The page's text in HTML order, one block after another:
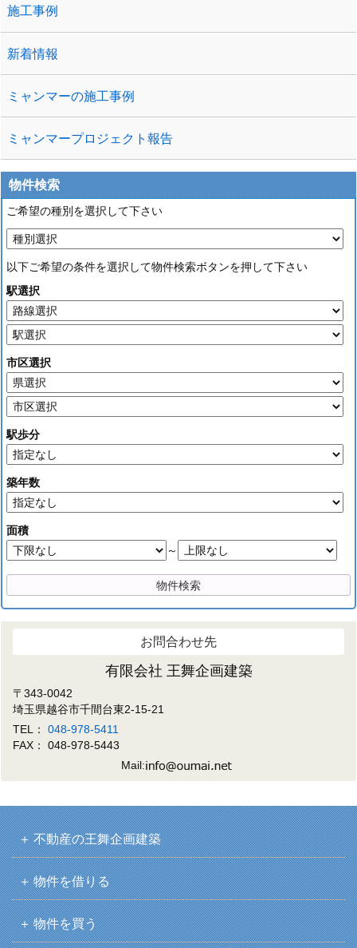
施工事例
新着情報
ミャンマーの施工事例
ミャンマープロジェクト報告
物件検索
ご希望の種別を選択して下さい
以下ご希望の条件を選択して物件検索ボタンを押して下さい
駅選択
市区選択
駅歩分
築年数
面積
～
お問合わせ先
有限会社 王舞企画建築
〒343-0042
埼玉県越谷市千間台東2-15-21
TEL：048-978-5411
FAX： 048-978-5443
Mail:
不動産の王舞企画建築
物件を借りる
物件を買う